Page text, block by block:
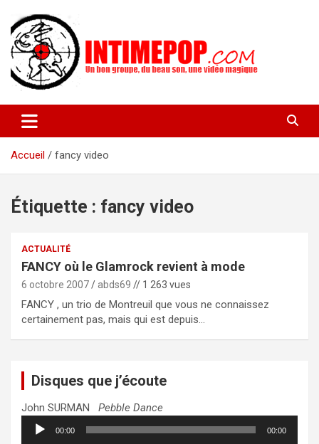
contenu
intimepop.com
actuelles pop rock, post-rock, indé sur Lyon. rock pop concert
lyon
Accueil
fancy video
Étiquette : fancy video
ACTUALITÉ
FANCY où le Glamrock revient à mode
6 octobre 2007 abds69 // 1 263 vues
FANCY , un trio de Montreuil que vous ne connaissez
certainement pas, mais qui est depuis…
Disques que j’écoute
John SURMAN Pebble Dance
Lecteur
audio
00:00 00:00